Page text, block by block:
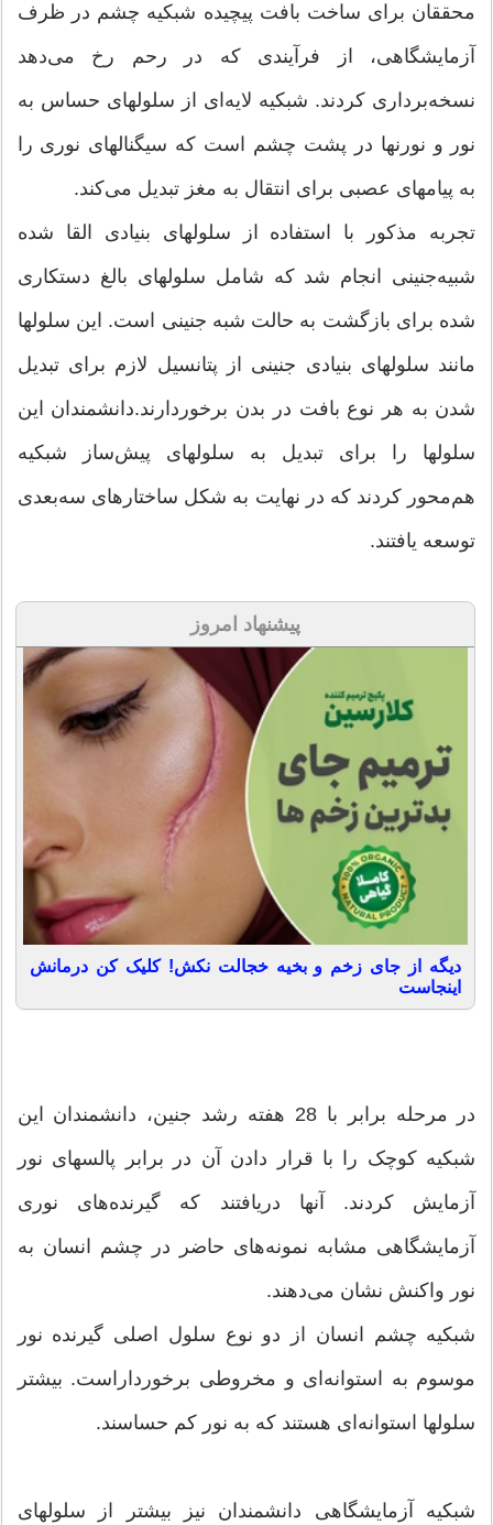
محققان برای ساخت بافت پیچیده شبکیه چشم در ظرف
آزمایشگاهی، از فرآیندی که در رحم رخ می‌دهد
نسخه‌برداری کردند. شبکیه لایه‌ای از سلولهای حساس به
نور و نورنها در پشت چشم است که سیگنالهای نوری را
به پیامهای عصبی برای انتقال به مغز تبدیل می‌کند.
تجربه مذکور با استفاده از سلولهای بنیادی القا شده
شبیه‌جنینی انجام شد که شامل سلولهای بالغ دستکاری
شده برای بازگشت به حالت شبه جنینی است. این سلولها
مانند سلولهای بنیادی جنینی از پتانسیل لازم برای تبدیل
شدن به هر نوع بافت در بدن برخوردارند.دانشمندان این
سلولها را برای تبدیل به سلولهای پیش‌ساز شبکیه
هم‌محور کردند که در نهایت به شکل ساختارهای سه‌بعدی
توسعه یافتند.
پیشنهاد امروز
دیگه از جای زخم و بخیه خجالت نکش! کلیک کن درمانش
اینجاست
در مرحله برابر با 28 هفته رشد جنین، دانشمندان این
شبکیه کوچک را با قرار دادن آن در برابر پالسهای نور
آزمایش کردند. آنها دریافتند که گیرنده‌های نوری
آزمایشگاهی مشابه نمونه‌های حاضر در چشم انسان به
نور واکنش نشان می‌دهند.
شبکیه چشم انسان از دو نوع سلول اصلی گیرنده نور
موسوم به استوانه‌ای و مخروطی برخورداراست. بیشتر
سلولها استوانه‌ای هستند که به نور کم حساسند.
شبکیه آزمایشگاهی دانشمندان نیز بیشتر از سلولهای